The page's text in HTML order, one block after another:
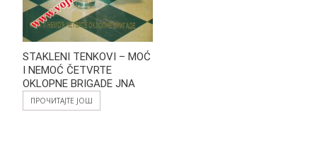
STAKLENI TENKOVI – MOĆ
I NEMOĆ ČETVRTE
OKLOPNE BRIGADE JNA
ПРОЧИТАЈТЕ ЈОШ